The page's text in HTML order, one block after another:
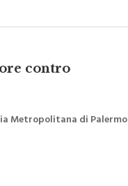
contro
Metropolitana di Palermo